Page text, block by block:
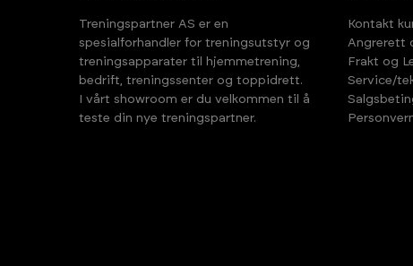
Treningspartner AS er en
spesialforhandler for treningsutstyr og
treningsapparater til hjemmetrening,
bedrift, treningssenter og toppidrett.
I vårt showroom er du velkommen til å
teste din nye treningspartner.
Kontakt
Angrerett
Frakt og
Service/